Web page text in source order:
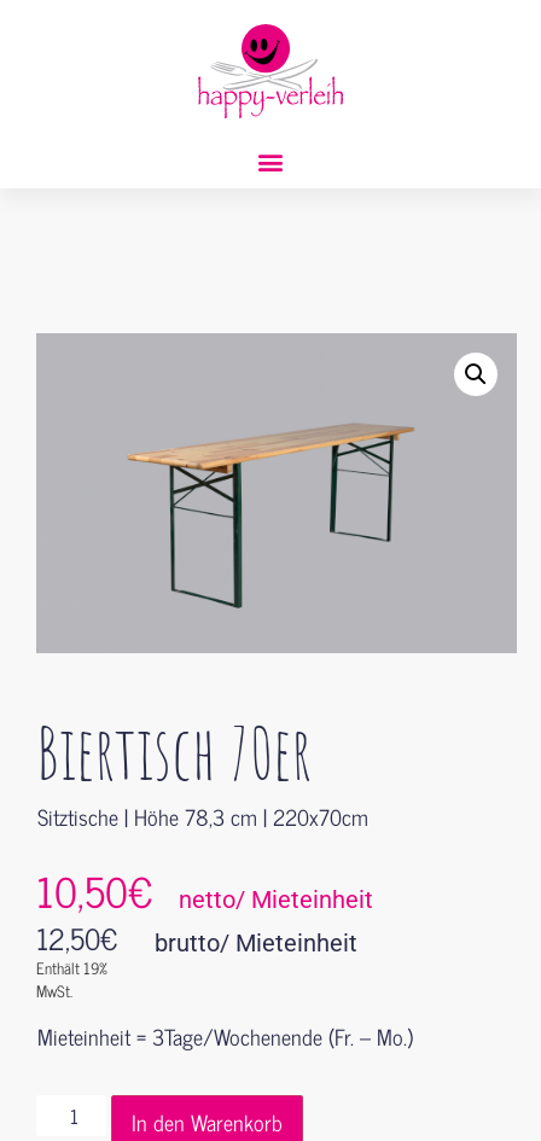
Biertisch 70er
Sitztische | Höhe 78,3 cm | 220x70cm
10,50€ netto/ Mieteinheit
12,50€
Enthält 19%
MwSt.
brutto/ Mieteinheit
Mieteinheit = 3Tage/Wochenende (Fr. – Mo.)
In den Warenkorb